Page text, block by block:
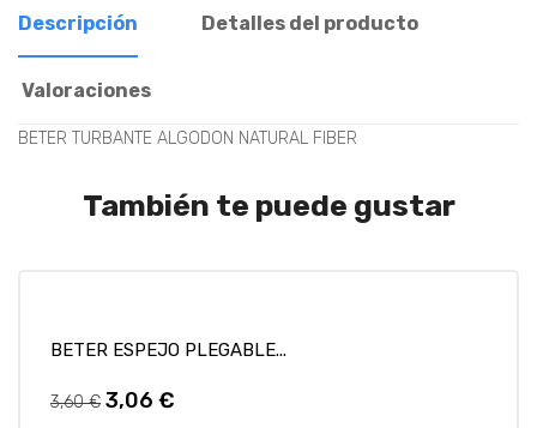
Descripción Detalles del producto
Valoraciones
BETER TURBANTE ALGODON NATURAL FIBER
También te puede gustar
AÑADIR A MI LISTA DE DESEOS
BETER ESPEJO PLEGABLE...
Precio
3,60 € Precio
3,06 €